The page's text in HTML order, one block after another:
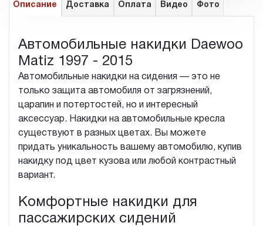
Описание Доставка Оплата Видео Фото
Автомобильные накидки Daewoo
Matiz 1997 - 2015
Автомобильные накидки на сидения — это не
только защита автомобиля от загрязнений,
царапин и потертостей, но и интересный
аксессуар. Накидки на автомобильные кресла
существуют в разных цветах. Вы можете
придать уникальность вашему автомобилю, купив
накидку под цвет кузова или любой контрастный
вариант.
Комфортные накидки для
пассажирских сидений